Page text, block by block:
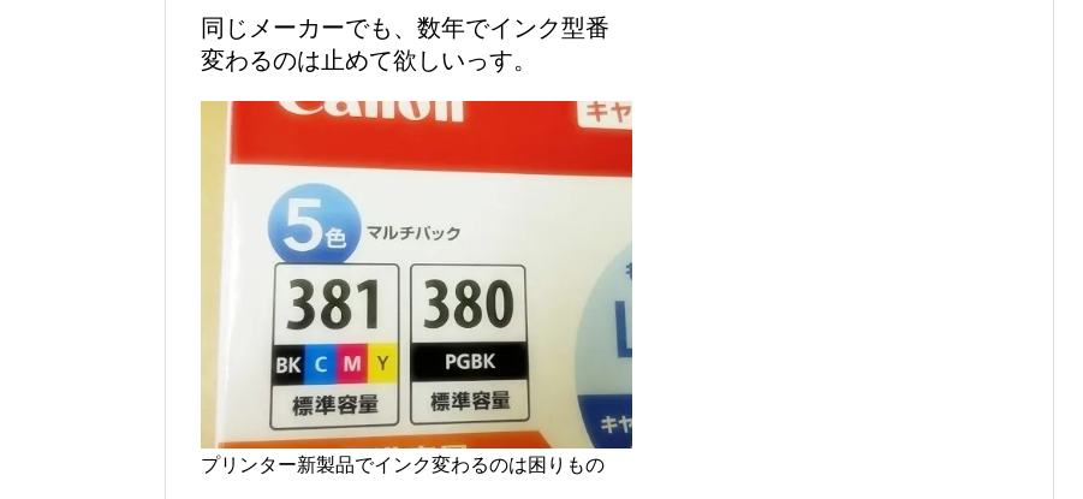
同じメーカーでも、数年でインク型番
変わるのは止めて欲しいっす。
プリンター新製品でインク変わるのは困りもの